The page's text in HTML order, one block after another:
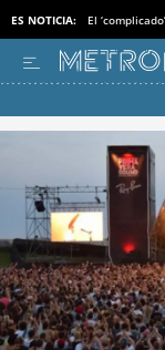
ES NOTICIA: El